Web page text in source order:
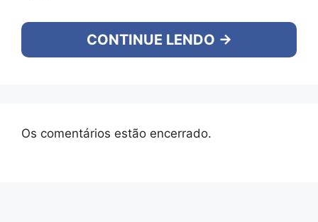
CONTINUE LENDO →
Os comentários estão encerrado.